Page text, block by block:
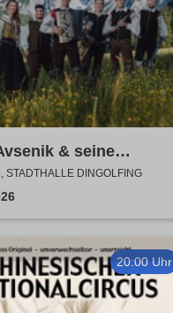
& seine
- Komm mit uns
STADTHALLE DINGOLFING
20:00 Uhr